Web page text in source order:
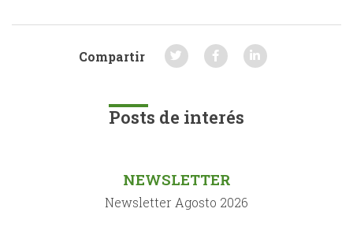
Compartir
Posts de interés
NEWSLETTER
Newsletter Agosto 2026